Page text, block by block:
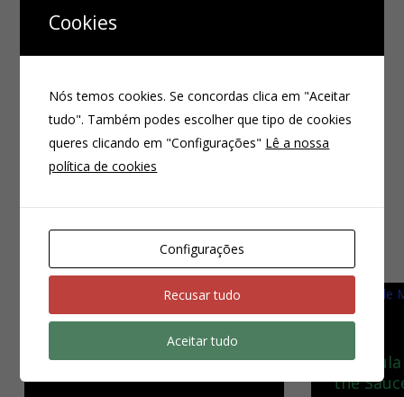
Mas o resultado são peças únicas, especiais, com alma e
tudo isto e é sempre esta a nossa principal prioridade.
Produtos Relacionados
1/8
Colher De Madeira
“Susuwatari”
10,00€
the
Cookies
Nós temos cookies. Se concordas clica em "Aceitar
tudo". Também podes escolher que tipo de cookies
queres clicando em "Configurações" Lê a nossa
política de cookies
Configurações
Recusar tudo
Aceitar tudo